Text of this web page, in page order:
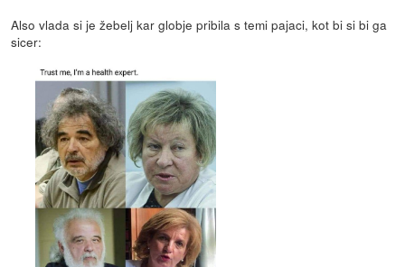
Also vlada si je žebelj kar globje pribila s temi pajaci, kot bi si bi ga
sicer: